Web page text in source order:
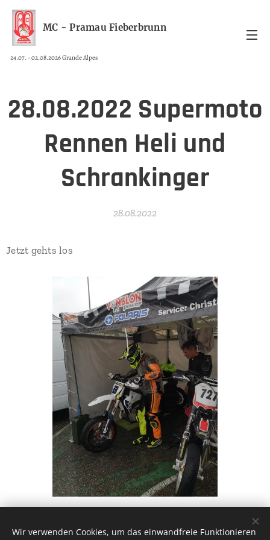
MC - Pramau Fieberbrunn
24.07. - 02.08.2026 Grande Alpes
28.08.2022 Supermoto
Rennen Heli und
Schrankinger
28.08.2022
Jetzt gehts los
Wir verwenden Cookies, um das einwandfreie Funktionieren